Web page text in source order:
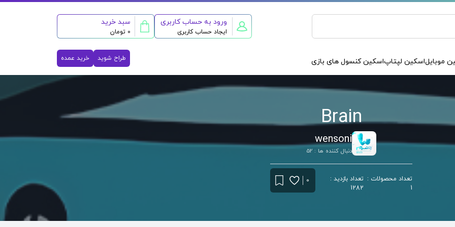
ورود به حساب کاربری
ایجاد حساب کاربری
سبد خرید
0 تومان
موبایلاسکین لپتاپاسکین کنسول های بازی طراح شوید خرید عمده
Brain
wensoni
دنبال کننده ها : 52
تعداد محصولات :
1
تعداد بازدید :
1282
0